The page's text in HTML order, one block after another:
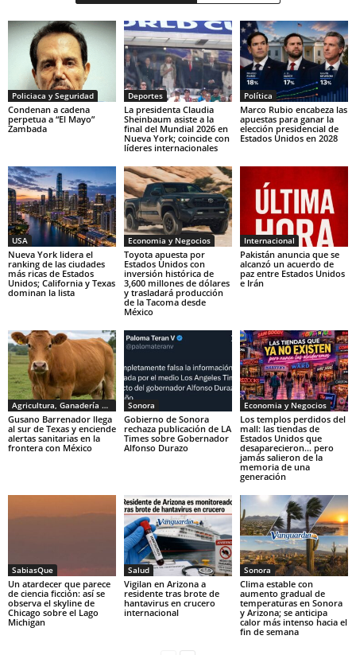
Policiaca y Seguridad
Condenan a cadena
perpetua a “El Mayo”
Zambada
Deportes
La presidenta Claudia
Sheinbaum asiste a la
final del Mundial 2026 en
Nueva York; coincide con
líderes internacionales
Política
Marco Rubio encabeza las
apuestas para ganar la
elección presidencial de
Estados Unidos en 2028
USA
Nueva York lidera el
ranking de las ciudades
más ricas de Estados
Unidos; California y Texas
dominan la lista
Economia y Negocios
Toyota apuesta por
Estados Unidos con
inversión histórica de
3,600 millones de dólares
y trasladará producción
de la Tacoma desde
México
Internacional
Pakistán anuncia que se
alcanzó un acuerdo de
paz entre Estados Unidos
e Irán
Agricultura, Ganadería y Pesca
Gusano Barrenador llega
al sur de Texas y enciende
alertas sanitarias en la
frontera con México
Sonora
Gobierno de Sonora
rechaza publicación de LA
Times sobre Gobernador
Alfonso Durazo
Economia y Negocios
Los templos perdidos del
mall: las tiendas de
Estados Unidos que
desaparecieron… pero
jamás salieron de la
memoria de una
generación
SabiasQue
Un atardecer que parece
de ciencia ficción: así se
observa el skyline de
Chicago sobre el Lago
Michigan
Salud
Vigilan en Arizona a
residente tras brote de
hantavirus en crucero
internacional
Sonora
Clima estable con
aumento gradual de
temperaturas en Sonora
y Arizona; se anticipa
calor más intenso hacia el
fin de semana